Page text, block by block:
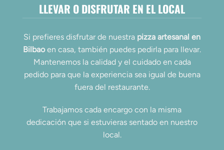
LLEVAR O DISFRUTAR EN EL LOCAL
Si prefieres disfrutar de nuestra pizza artesanal en
Bilbaoen casa, también puedes pedirla para llevar.
Mantenemos la calidad y el cuidado en cada
pedido para que la experiencia sea igual de buena
fuera del restaurante.
Trabajamos cada encargo con la misma
dedicación que si estuvieras sentado en nuestro
local.